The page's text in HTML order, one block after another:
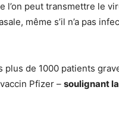
l’on peut transmettre le
même s’il n’a pas
plus de 1000 patients
Pfizer – soulignant la